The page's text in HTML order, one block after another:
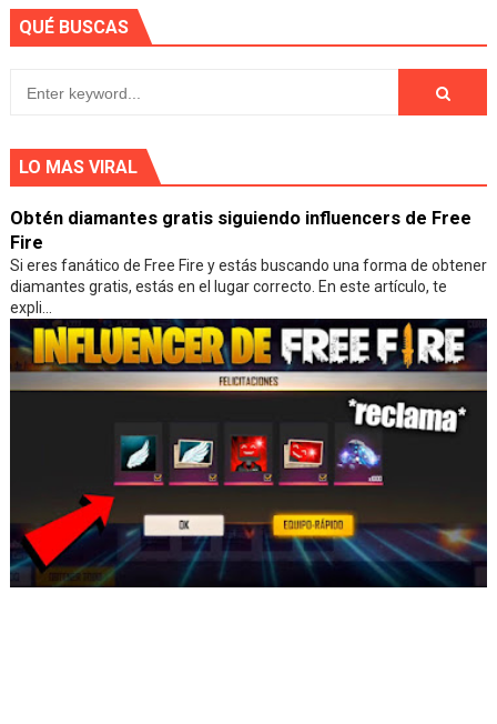
QUÉ BUSCAS
LO MAS VIRAL
Obtén diamantes gratis siguiendo influencers de Free
Fire
Si eres fanático de Free Fire y estás buscando una forma de obtener
diamantes gratis, estás en el lugar correcto. En este artículo, te
expli...